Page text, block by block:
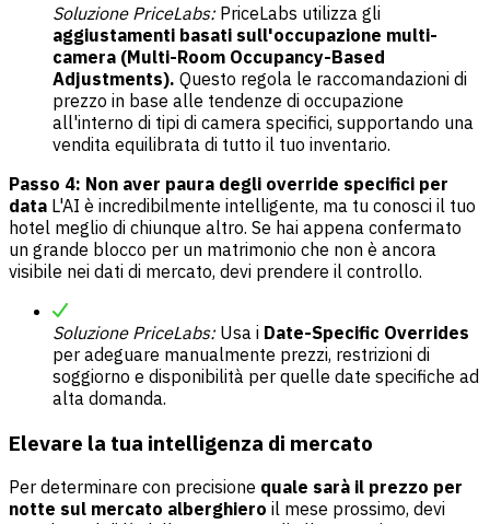
Soluzione PriceLabs:PriceLabs utilizza gli
aggiustamenti basati sull'occupazione multi-
camera (Multi-Room Occupancy-Based
Adjustments). Questo regola le raccomandazioni di
prezzo in base alle tendenze di occupazione
all'interno di tipi di camera specifici, supportando una
vendita equilibrata di tutto il tuo inventario.
Passo 4: Non aver paura degli override specifici per
data L'AI è incredibilmente intelligente, ma tu conosci il tuo
hotel meglio di chiunque altro. Se hai appena confermato
un grande blocco per un matrimonio che non è ancora
visibile nei dati di mercato, devi prendere il controllo.
Soluzione PriceLabs:Usa i Date-Specific Overrides
per adeguare manualmente prezzi, restrizioni di
soggiorno e disponibilità per quelle date specifiche ad
alta domanda.
Elevare la tua intelligenza di mercato
Per determinare con precisione quale sarà il prezzo per
notte sul mercato alberghiero il mese prossimo, devi